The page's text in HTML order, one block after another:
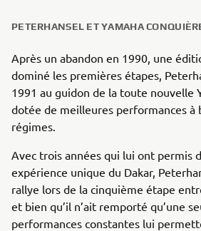
PETERHANSEL ET YAMAHA
Après un abandon en 1990, une
dominé les premières étapes,
1991 au guidon de la toute nouvelle
dotée de meilleures performances à
régimes.
Avec trois années qui lui ont permis
expérience unique du Dakar,
rallye lors de la cinquième étape
et bien qu’il n’ait remporté qu’une
performances constantes lui